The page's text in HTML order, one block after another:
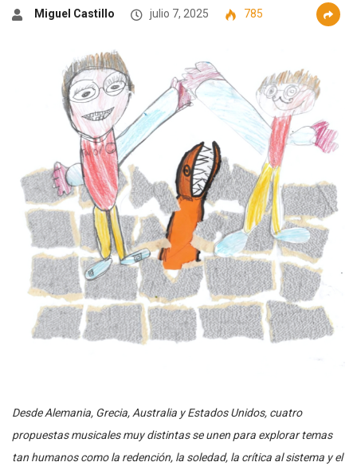
Miguel Castillo julio 7, 2025 785
Desde Alemania, Grecia, Australia y Estados Unidos, cuatro
propuestas musicales muy distintas se unen para explorar temas
tan humanos como la redención, la soledad, la crítica al sistema y el